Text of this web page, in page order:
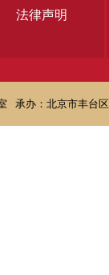
法律声明
承办：北京市丰台